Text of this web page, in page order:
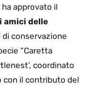
ha approvato il
amici delle
di conservazione
“Caretta
coordinato
con il contributo del